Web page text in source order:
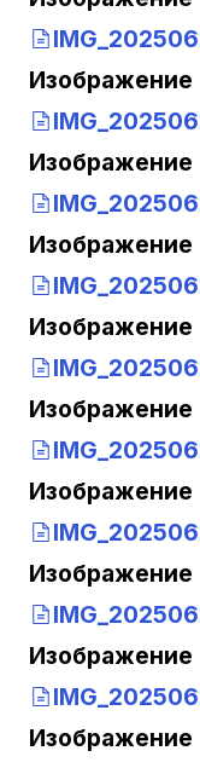
Изображение
Изображение
Изображение
Изображение
Изображение
Изображение
Изображение
Изображение
Изображение